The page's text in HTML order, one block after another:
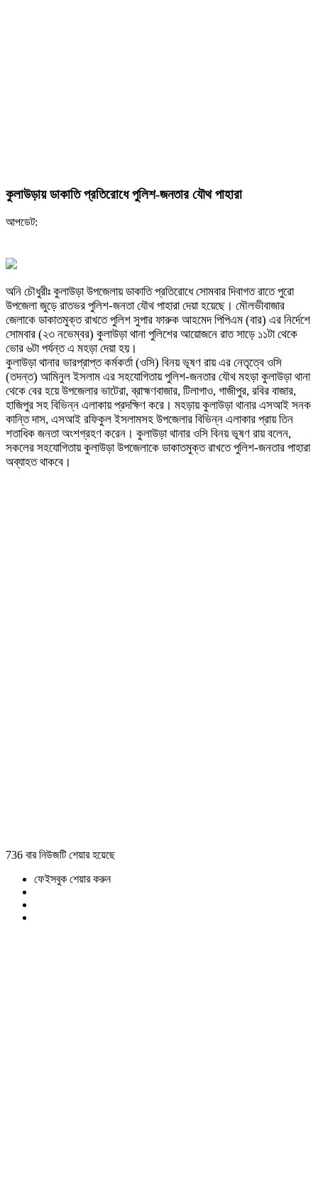
কুলাউড়ায় ডাকাতি প্রতিরোধে পুলিশ-জনতার যৌথ পাহারা
আপডেট:
অনি চৌধুরীঃ কুলাউড়া উপজেলায় ডাকাতি প্রতিরোধে সোমবার দিবাগত রাতে পুরো
উপজেলা জুড়ে রাতভর পুলিশ-জনতা যৌথ পাহারা দেয়া হয়েছে। মৌলভীবাজার
জেলাকে ডাকাতমুক্ত রাখতে পুলিশ সুপার ফারুক আহমেদ পিপিএম (বার) এর নির্দেশে
সোমবার (২৩ নভেম্বর) কুলাউড়া থানা পুলিশের আয়োজনে রাত সাড়ে ১১টা থেকে
ভোর ৬টা পর্যন্ত এ মহড়া দেয়া হয়।
কুলাউড়া থানার ভারপ্রাপ্ত কর্মকর্তা (ওসি) বিনয় ভূষণ রায় এর নেতৃত্বে ওসি
(তদন্ত) আমিনুল ইসলাম এর সহযোগিতায় পুলিশ-জনতার যৌথ মহড়া কুলাউড়া থানা
থেকে বের হয়ে উপজেলার ভাটেরা, ব্রাহ্মণবাজার, টিলাগাও, গাজীপুর, রবির বাজার,
হাজিপুর সহ বিভিন্ন এলাকায় প্রদক্ষিণ করে। মহড়ায় কুলাউড়া থানার এসআই সনক
কান্তি দাস, এসআই রফিকুল ইসলামসহ উপজেলার বিভিন্ন এলাকার প্রায় তিন
শতাধিক জনতা অংশগ্রহণ করেন। কুলাউড়া থানার ওসি বিনয় ভূষণ রায় বলেন,
সকলের সহযোগিতায় কুলাউড়া উপজেলাকে ডাকাতমুক্ত রাখতে পুলিশ-জনতার পাহারা
অব্যাহত থাকবে।
736 বার নিউজটি শেয়ার হয়েছে
ফেইসবুক শেয়ার করুন